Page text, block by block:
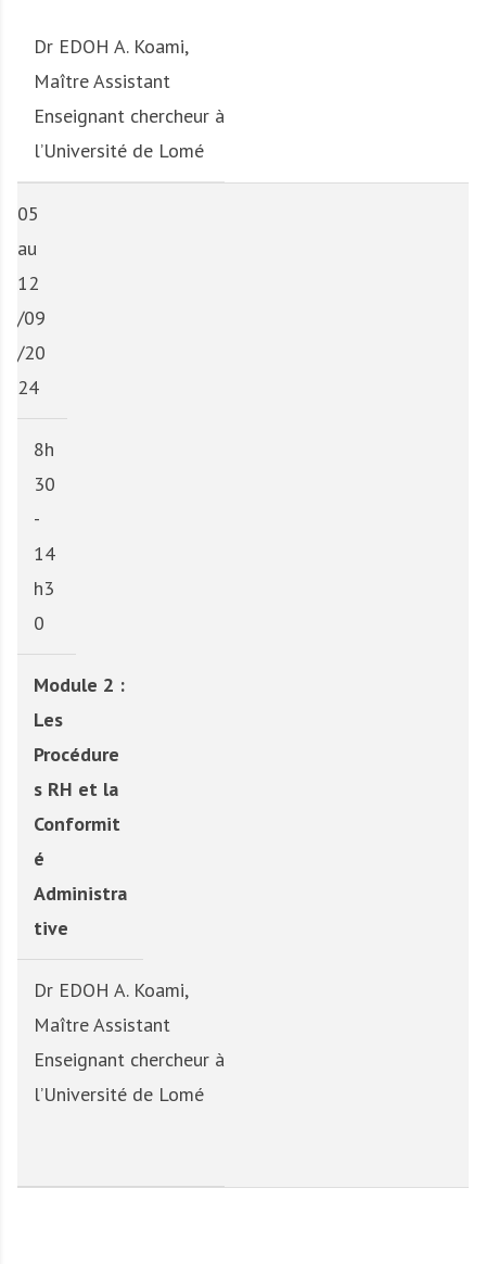
Dr EDOH A. Koami,
Maître Assistant
Enseignant chercheur à
l’Université de Lomé
05
au
12
/09
/20
24
8h
30
-
14
h3
0
Module 2 :
Les
Procédure
s RH et la
Conformit
é
Administra
tive
Dr EDOH A. Koami,
Maître Assistant
Enseignant chercheur à
l’Université de Lomé